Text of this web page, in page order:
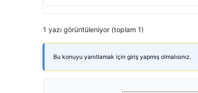
1 yazı görüntüleniyor (toplam 1)
Bu konuyu yanıtlamak için giriş yapmış olmalısınız.